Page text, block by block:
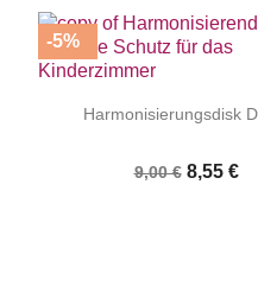
 | 
Harmonisierungsdisk
9,00 € 8,55 €
-5%